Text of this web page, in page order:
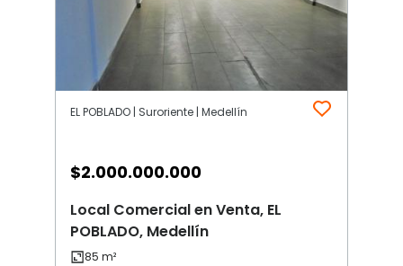
EL POBLADO | Suroriente | Medellín
$2.000.000.000
Local Comercial en Venta, EL
POBLADO, Medellín